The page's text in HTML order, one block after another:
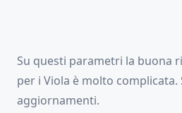
Su questi parametri la buona
per i Viola è molto complicata.
aggiornamenti.